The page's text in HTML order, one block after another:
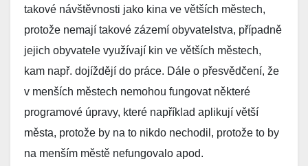
takové návštěvnosti jako kina ve větších městech,
protože nemají takové zázemí obyvatelstva, případně
jejich obyvatele využívají kin ve větších městech,
kam např. dojíždějí do práce. Dále o přesvědčení, že
v menších městech nemohou fungovat některé
programové úpravy, které například aplikují větší
města, protože by na to nikdo nechodil, protože to by
na menším městě nefungovalo apod.